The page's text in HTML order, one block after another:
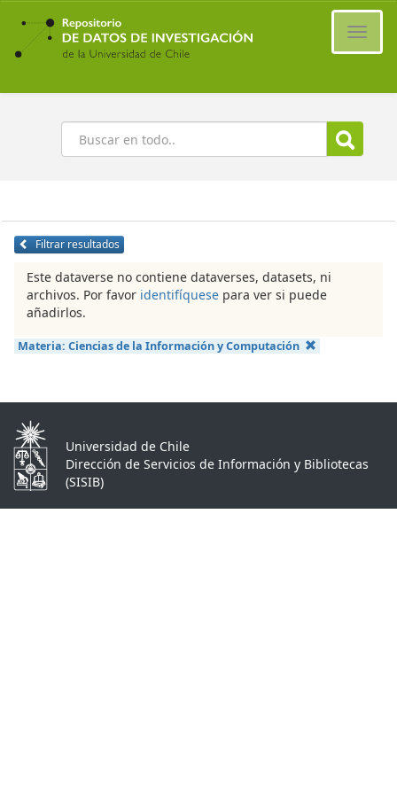
Ir
contenido
principal
Buscar
Filtrar resultados
Este dataverse no contiene dataverses, datasets, ni
archivos. Por favor identifíquese para ver si puede
añadirlos.
Materia: Ciencias de la Información y Computación
Universidad de Chile
Dirección de Servicios de Información y Bibliotecas
(SISIB)